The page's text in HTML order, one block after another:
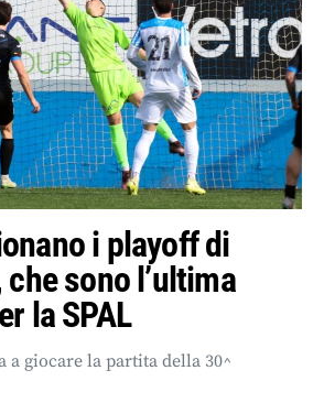
i playoff di
sono l’ultima
la SPAL
a giocare la partita della 30^